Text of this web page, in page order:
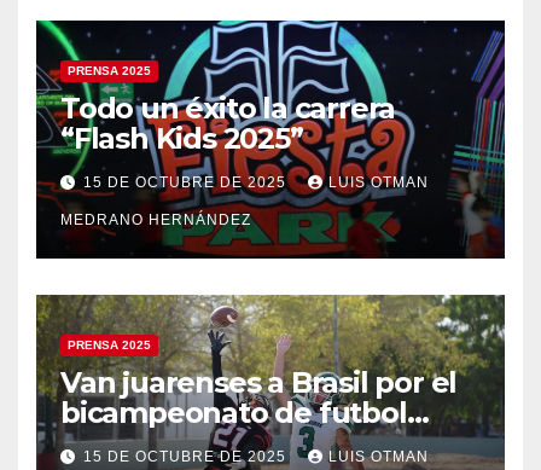
PRENSA 2025
Todo un éxito la carrera
“Flash Kids 2025”
15 DE OCTUBRE DE 2025 LUIS OTMAN
MEDRANO HERNÁNDEZ
PRENSA 2025
Van juarenses a Brasil por el
bicampeonato de futbol
americano
15 DE OCTUBRE DE 2025 LUIS OTMAN